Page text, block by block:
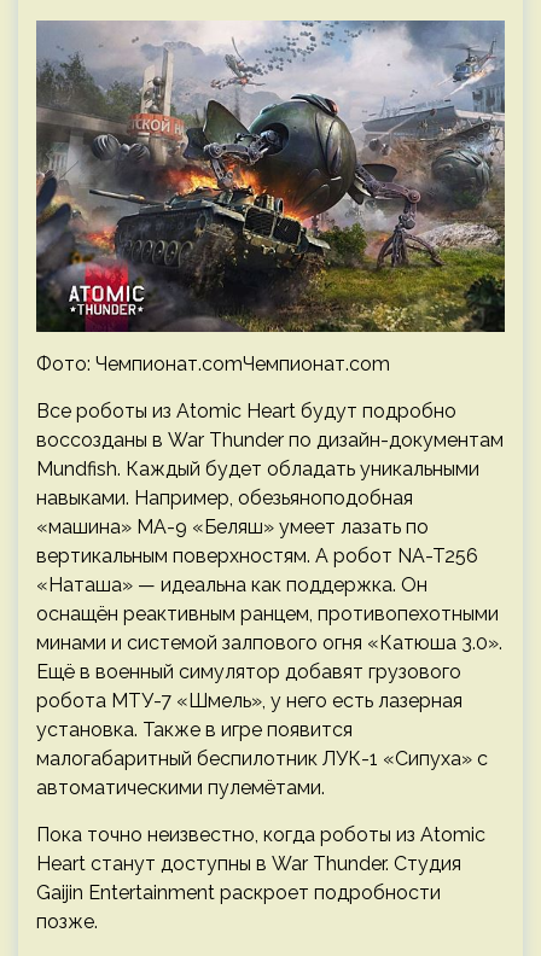
Фото: Чемпионат.comЧемпионат.com
Все роботы из Atomic Heart будут подробно
воссозданы в War Thunder по дизайн-документам
Mundfish. Каждый будет обладать уникальными
навыками. Например, обезьяноподобная
«машина» МА-9 «Беляш» умеет лазать по
вертикальным поверхностям. А робот NA-T256
«Наташа» — идеальна как поддержка. Он
оснащён реактивным ранцем, противопехотными
минами и системой залпового огня «Катюша 3.0».
Ещё в военный симулятор добавят грузового
робота МТУ-7 «Шмель», у него есть лазерная
установка. Также в игре появится
малогабаритный беспилотник ЛУК-1 «Сипуха» с
автоматическими пулемётами.
Пока точно неизвестно, когда роботы из Atomic
Heart станут доступны в War Thunder. Студия
Gaijin Entertainment раскроет подробности
позже.